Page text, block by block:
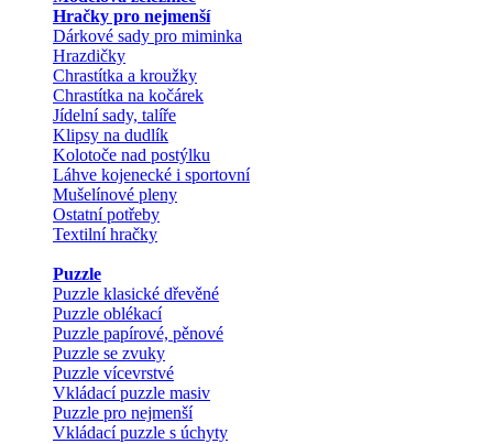
Hračky pro nejmenší
Dárkové sady pro miminka
Hrazdičky
Chrastítka a kroužky
Chrastítka na kočárek
Jídelní sady, talíře
Klipsy na dudlík
Kolotoče nad postýlku
Láhve kojenecké i sportovní
Mušelínové pleny
Ostatní potřeby
Textilní hračky
Puzzle
Puzzle klasické dřevěné
Puzzle oblékací
Puzzle papírové, pěnové
Puzzle se zvuky
Puzzle vícevrstvé
Vkládací puzzle masiv
Puzzle pro nejmenší
Vkládací puzzle s úchyty